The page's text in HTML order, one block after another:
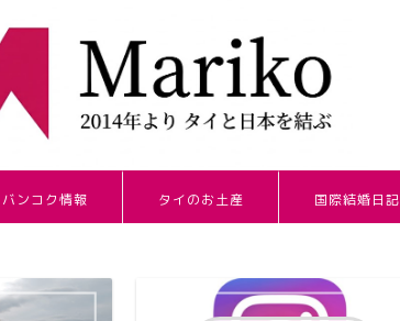
バンコク情報 タイのお土産 国際結婚日記